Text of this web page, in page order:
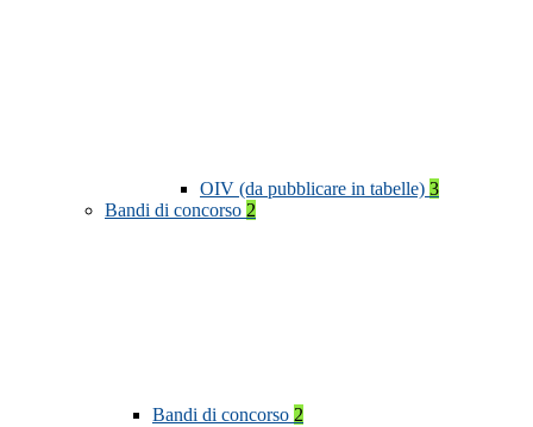
OIV (da pubblicare in tabelle) 3
Bandi di concorso 2
Bandi di concorso 2